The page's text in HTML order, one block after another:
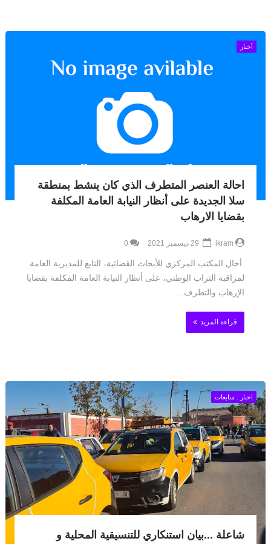
أخبار
احالة العنصر المتطرف الذي كان ينشط بمنطقة
سلا الجديدة على أنظار النيابة العامة المكلفة
بقضايا الارهاب
ikram
0
أحال المكتب المركزي للأبحاث القضائية، التابع للمديرية العامة
لمراقبة التراب الوطني، على أنظار النيابة العامة المكلفة بقضايا
الإرهاب والتطرف...
قراءة المزيد
اخبار . متابعات
شاعلة ...بيان استنكاري للتنسيقية المحلية و